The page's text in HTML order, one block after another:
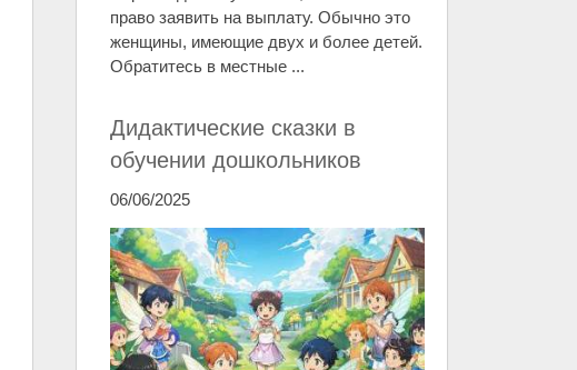
право заявить на выплату. Обычно это
женщины, имеющие двух и более детей.
Обратитесь в местные ...
Дидактические сказки в
обучении дошкольников
06/06/2025